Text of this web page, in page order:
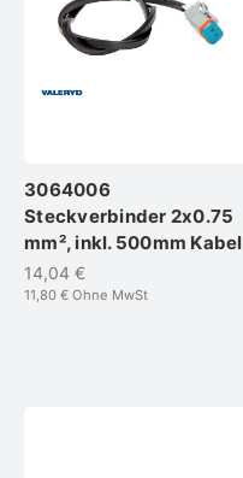
3064006
Steckverbinder 2x0.75
mm², inkl. 500mm Kabel
14,04 €
11,80 € Ohne MwSt